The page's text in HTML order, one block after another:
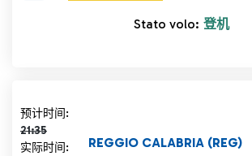
Stato volo: 登机
预计时间:
21:35
计划时间 21:35 删除线
实际时间:
REGGIO CALABRIA (REG)